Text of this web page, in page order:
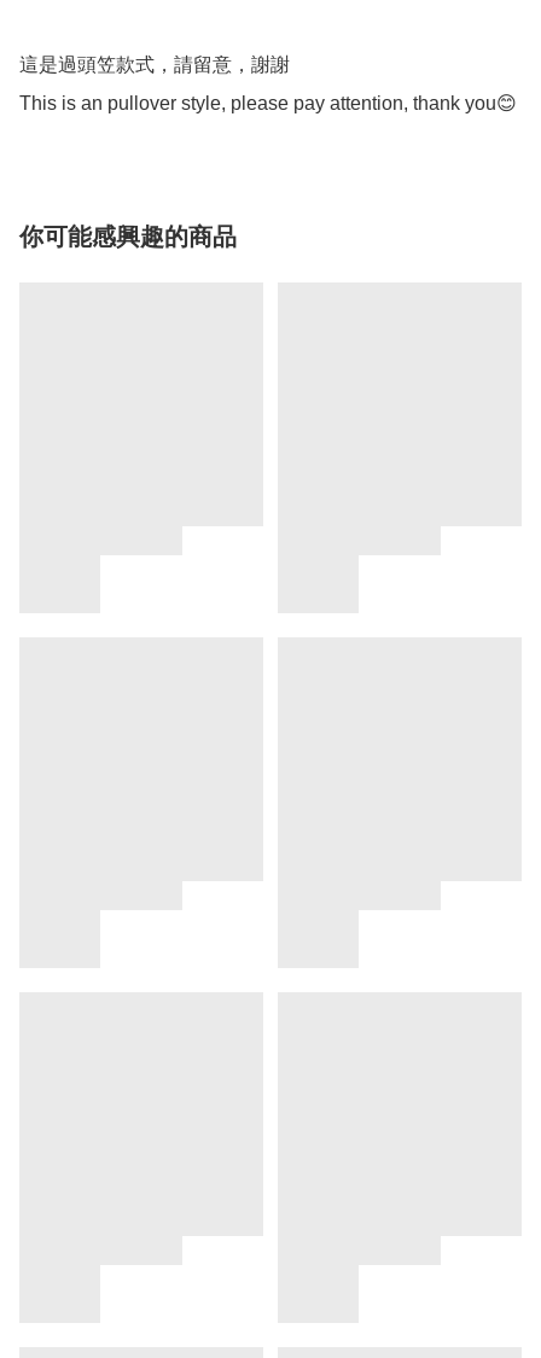
這是過頭笠款式，請留意，謝謝
This is an pullover style, please pay attention, thank you😊
你可能感興趣的商品